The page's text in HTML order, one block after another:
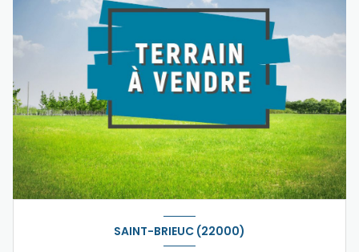
SAINT-BRIEUC (22000)